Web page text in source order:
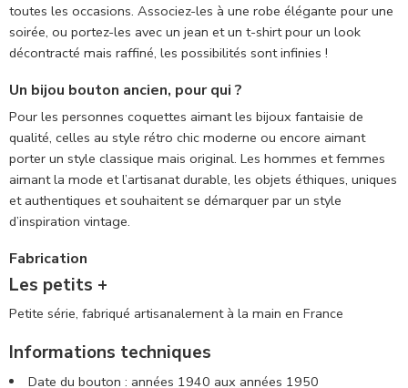
toutes les occasions. Associez-les à une robe élégante pour une
soirée, ou portez-les avec un jean et un t-shirt pour un look
décontracté mais raffiné, les possibilités sont infinies !
Un bijou bouton ancien, pour qui ?
Pour les personnes coquettes aimant les bijoux fantaisie de
qualité, celles au style rétro chic moderne ou encore aimant
porter un style classique mais original. Les hommes et femmes
aimant la mode et l’artisanat durable, les objets éthiques, uniques
et authentiques et souhaitent se démarquer par un style
d’inspiration vintage.
Fabrication
Les petits +
Petite série, fabriqué artisanalement à la main en France
Informations techniques
Date du bouton : années 1940 aux années 1950